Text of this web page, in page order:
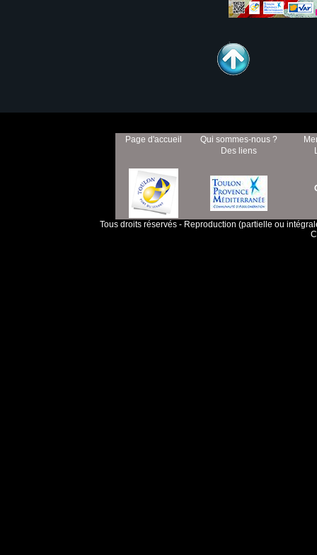
Page d'accueil Qui sommes-nous ?
Des liens
Tous droits réservés - Reproduction (partielle ou